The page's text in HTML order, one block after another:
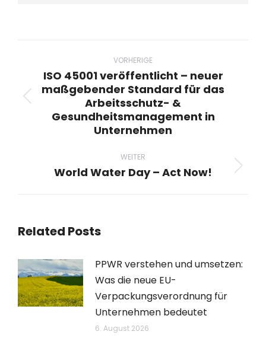
VORHERIGE
Vorheriger
Beitrag:
ISO 45001 veröffentlicht – neuer
maßgebender Standard für das
Arbeitsschutz- &
Gesundheitsmanagement in
Unternehmen
WEITER
Nächster
World Water Day – Act Now!
Related Posts
PPWR verstehen und umsetzen:
Was die neue EU-
Verpackungsverordnung für
Unternehmen bedeutet
6. August 2026